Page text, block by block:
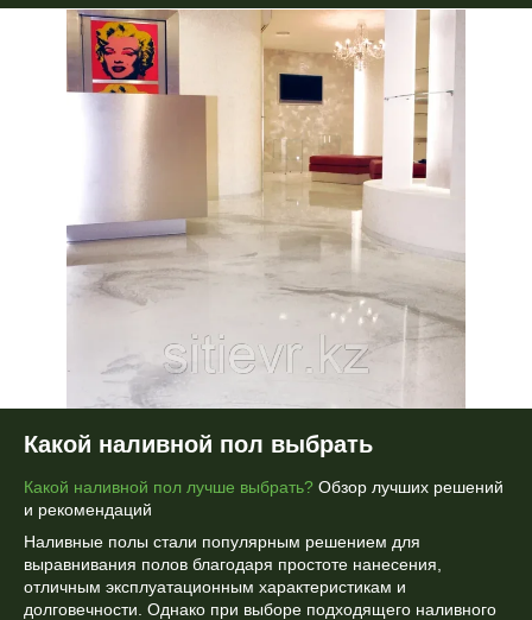
Какой наливной пол выбрать
Какой наливной пол лучше выбрать? Обзор лучших решений
и рекомендаций
Наливные полы стали популярным решением для
выравнивания полов благодаря простоте нанесения,
отличным эксплуатационным характеристикам и
долговечности. Однако при выборе подходящего наливного